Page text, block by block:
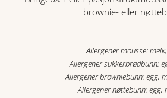
brownie- eller
Allergener mousse:
Allergener sukkerbrødbunn:
Allergener browniebunn: egg,
Allergener nøttebunn: egg,